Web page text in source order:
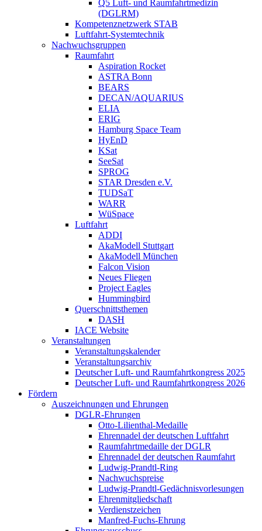
Q5 Luft- und Raumfahrtmedizin
(DGLRM)
Kompetenznetzwerk STAB
Luftfahrt-Systemtechnik
Nachwuchsgruppen
Raumfahrt
Aspiration Rocket
ASTRA Bonn
BEARS
DECAN/AQUARIUS
ELIA
ERIG
Hamburg Space Team
HyEnD
KSat
SeeSat
SPROG
STAR Dresden e.V.
TUDSaT
WARR
WüSpace
Luftfahrt
ADDI
AkaModell Stuttgart
AkaModell München
Falcon Vision
Neues Fliegen
Project Eagles
Hummingbird
Querschnittsthemen
DASH
IACE Website
Veranstaltungen
Veranstaltungskalender
Veranstaltungsarchiv
Deutscher Luft- und Raumfahrtkongress 2025
Deutscher Luft- und Raumfahrtkongress 2026
Fördern
Auszeichnungen und Ehrungen
DGLR-Ehrungen
Otto-Lilienthal-Medaille
Ehrennadel der deutschen Luftfahrt
Raumfahrtmedaille der DGLR
Ehrennadel der deutschen Raumfahrt
Ludwig-Prandtl-Ring
Nachwuchspreise
Ludwig-Prandtl-Gedächnisvorlesungen
Ehrenmitgliedschaft
Verdienstzeichen
Manfred-Fuchs-Ehrung